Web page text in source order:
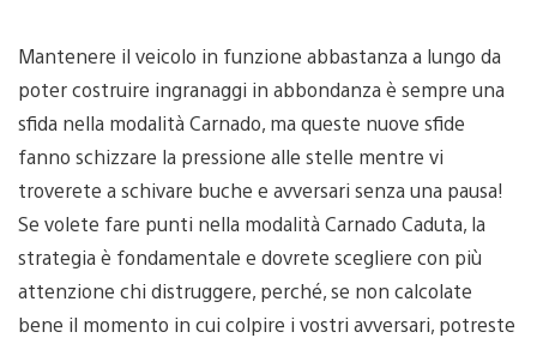
Mantenere il veicolo in funzione abbastanza a lungo da
poter costruire ingranaggi in abbondanza è sempre una
sfida nella modalità Carnado, ma queste nuove sfide
fanno schizzare la pressione alle stelle mentre vi
troverete a schivare buche e avversari senza una pausa!
Se volete fare punti nella modalità Carnado Caduta, la
strategia è fondamentale e dovrete scegliere con più
attenzione chi distruggere, perché, se non calcolate
bene il momento in cui colpire i vostri avversari, potreste